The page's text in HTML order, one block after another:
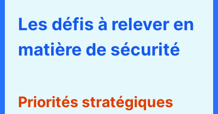
Les défis à relever en
matière de sécurité
Priorités stratégiques